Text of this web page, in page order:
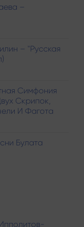
–
– "Русская
Симфония
Скрипок,
И Фагота
Булата